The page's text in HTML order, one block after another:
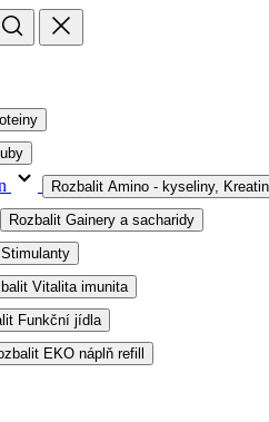
Rozbalit Amino - kyseliny, Kreatin
Rozbalit Gainery a sacharidy
Vitalita imunita
Funkční jídla
EKO náplň refill